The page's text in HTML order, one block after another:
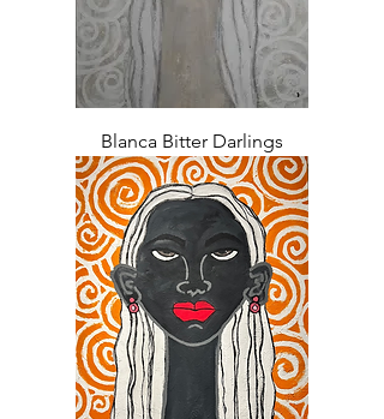
Blanca Bitter Darlings